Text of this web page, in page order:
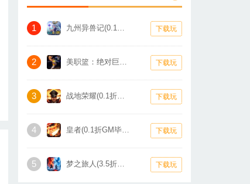
1 九州异兽记(0.1折1W免费版) 下载玩
2 美职篮：绝对巨星(0.1折卡牌) 下载玩
3 战地荣耀(0.1折扣版) 下载玩
4 皇者(0.1折GM毕业版) 下载玩
5 梦之旅人(3.5折热血霸业) 下载玩